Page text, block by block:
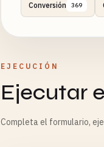
Conversión 369
EJECUCIÓN
Ejecutar
Completa el formulario,